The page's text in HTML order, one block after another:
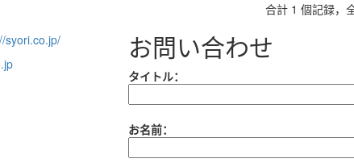
合計 1 個記録，
お問い合わせ
タイトル：
お名前：
syori.co.jp/